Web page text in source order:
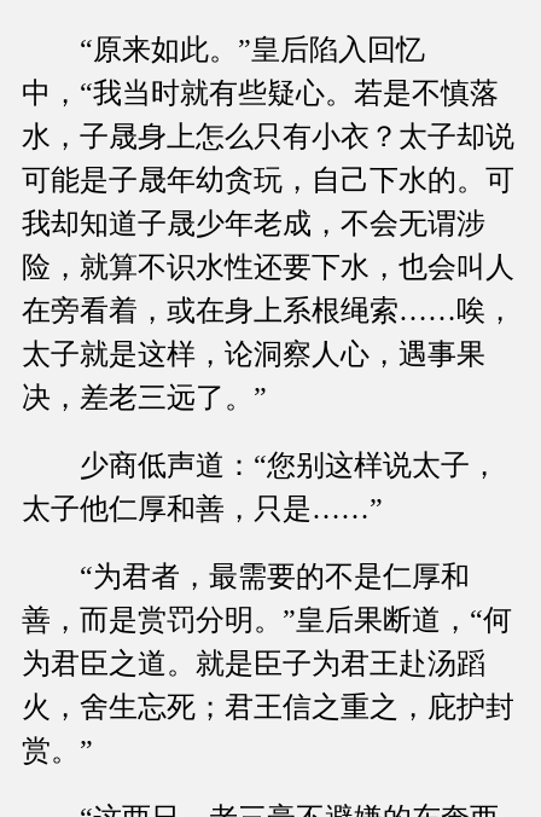
“原来如此。”皇后陷入回忆
中，“我当时就有些疑心。若是不慎落
水，子晟身上怎么只有小衣？太子却说
可能是子晟年幼贪玩，自己下水的。可
我却知道子晟少年老成，不会无谓涉
险，就算不识水性还要下水，也会叫人
在旁看着，或在身上系根绳索……唉，
太子就是这样，论洞察人心，遇事果
决，差老三远了。”
少商低声道：“您别这样说太子，
太子他仁厚和善，只是……”
“为君者，最需要的不是仁厚和
善，而是赏罚分明。”皇后果断道，“何
为君臣之道。就是臣子为君王赴汤蹈
火，舍生忘死；君王信之重之，庇护封
赏。”